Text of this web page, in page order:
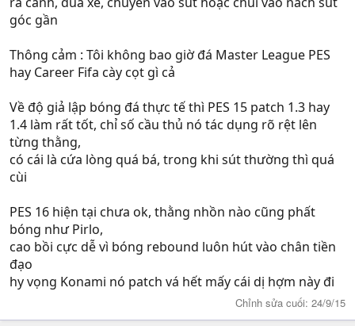
góc gần
Thông cảm : Tôi không bao giờ đá Master League PES
hay Career Fifa cày cọt gì cả
Về độ giả lập bóng đá thực tế thì PES 15 patch 1.3 hay
1.4 làm rất tốt, chỉ số cầu thủ nó tác dụng rõ rệt lên
từng thằng,
có cái là cứa lòng quá bá, trong khi sút thường thì quá
cùi
PES 16 hiện tại chưa ok, thằng nhồn nào cũng phất
bóng như Pirlo,
cao bồi cực dễ vì bóng rebound luôn hút vào chân tiền
đạo
hy vọng Konami nó patch vá hết mấy cái dị hợm này đi
Chỉnh sửa cuối: 24/9/15